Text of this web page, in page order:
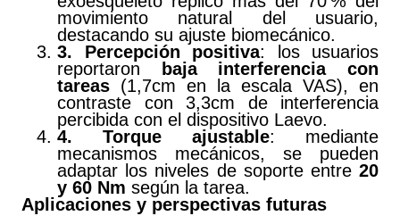
movimiento natural del usuario,
destacando su ajuste biomecánico.
3. Percepción positiva: los usuarios
reportaron
baja interferencia con
tareas (1,7cm en la escala VAS), en
contraste con 3,3cm de interferencia
percibida con el dispositivo Laevo.
4. Torque ajustable: mediante
mecanismos mecánicos, se pueden
adaptar los niveles de soporte entre 20
y 60 Nm según la tarea.
Aplicaciones y perspectivas futuras